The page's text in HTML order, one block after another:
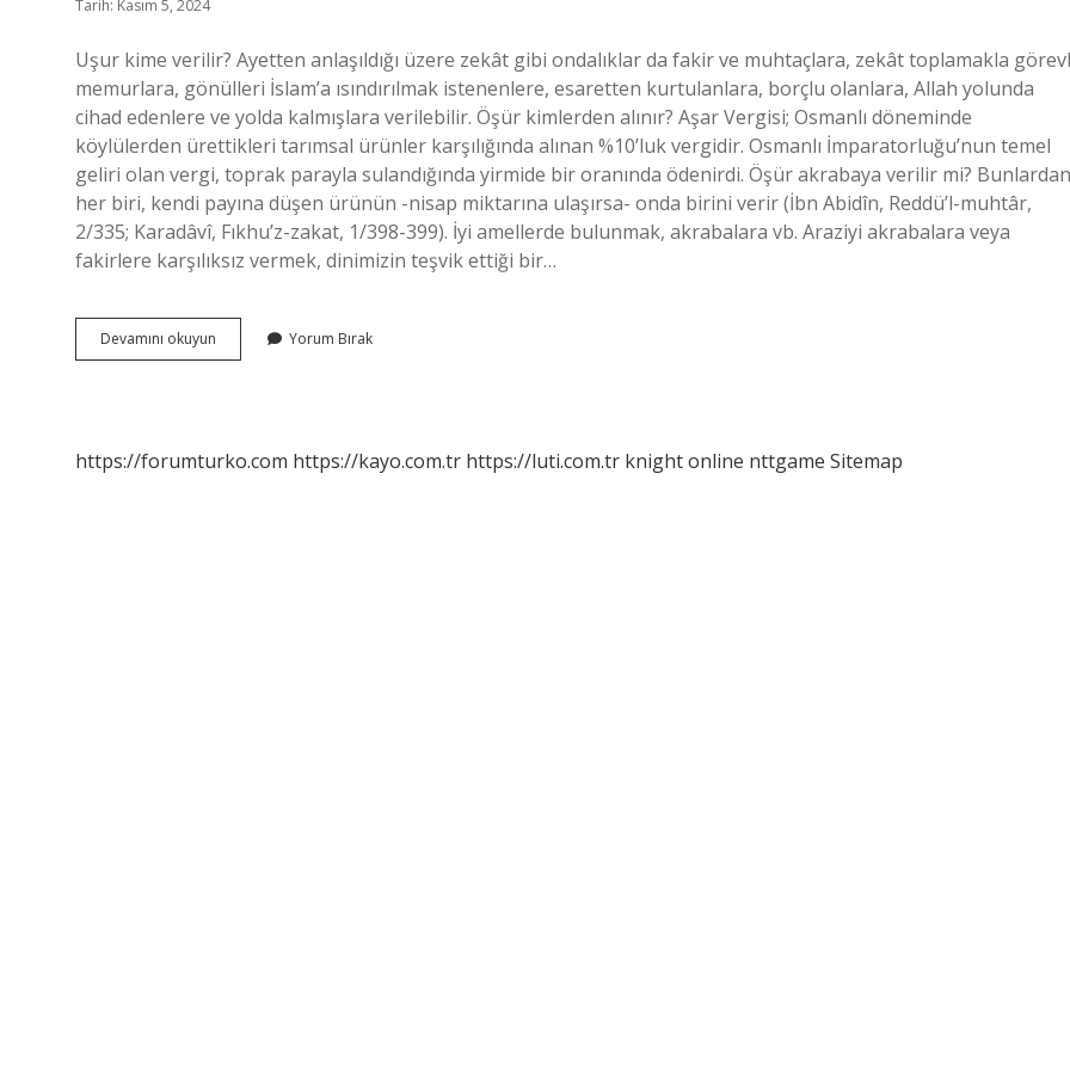
Tarih: Kasım 5, 2024
Uşur kime verilir? Ayetten anlaşıldığı üzere zekât gibi ondalıklar da fakir ve muhtaçlara, zekât toplamakla
memurlara, gönülleri İslam’a ısındırılmak istenenlere, esaretten kurtulanlara, borçlu olanlara, Allah yolunda
cihad edenlere ve yolda kalmışlara verilebilir. Öşür kimlerden alınır? Aşar Vergisi; Osmanlı döneminde
köylülerden ürettikleri tarımsal ürünler karşılığında alınan %10’luk vergidir. Osmanlı İmparatorluğu’nun temel
geliri olan vergi, toprak parayla sulandığında yirmide bir oranında ödenirdi. Öşür akrabaya verilir mi? Bunlardan
her biri, kendi payına düşen ürünün -nisap miktarına ulaşırsa- onda birini verir (İbn Abidîn, Reddü’l-muhtâr,
2/335; Karadâvî, Fıkhu’z-zakat, 1/398-399). İyi amellerde bulunmak, akrabalara vb. Araziyi akrabalara veya
fakirlere karşılıksız vermek, dinimizin teşvik ettiği bir…
Devamını okuyun
Kimden
Yorum Bırak
https://forumturko.com https://kayo.com.tr https://luti.com.tr knight online nttgame Sitemap